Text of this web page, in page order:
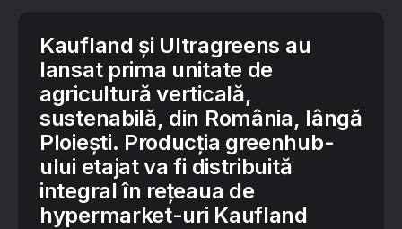
Kaufland și Ultragreens au
lansat prima unitate de
agricultură verticală,
sustenabilă, din România, lângă
Ploiești. Producția greenhub-
ului etajat va fi distribuită
integral în rețeaua de
hypermarket-uri Kaufland